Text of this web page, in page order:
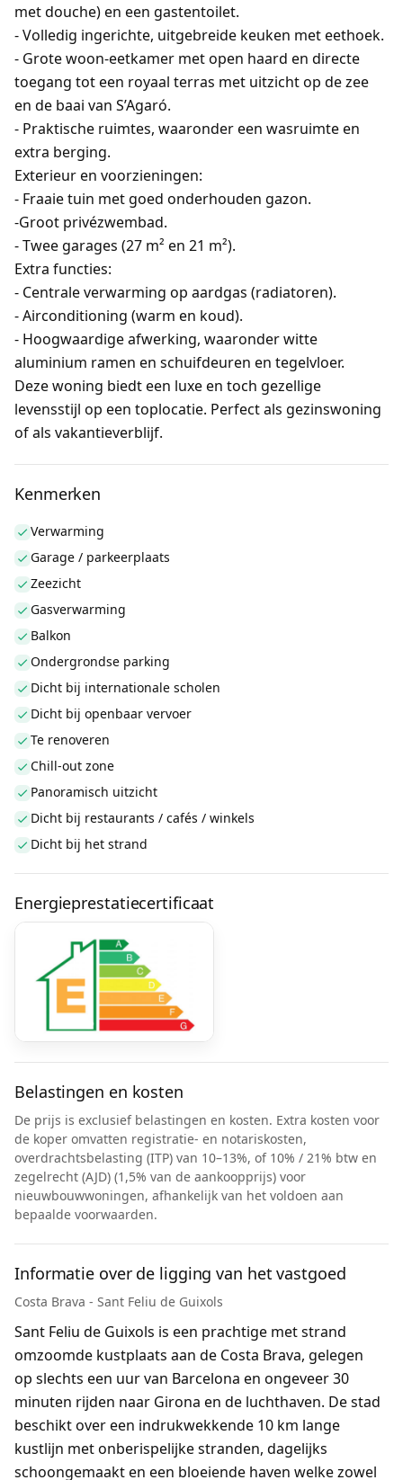
met douche) en een gastentoilet.
- Volledig ingerichte, uitgebreide keuken met eethoek.
- Grote woon-eetkamer met open haard en directe
toegang tot een royaal terras met uitzicht op de zee
en de baai van S’Agaró.
- Praktische ruimtes, waaronder een wasruimte en
extra berging.
Exterieur en voorzieningen:
- Fraaie tuin met goed onderhouden gazon.
-Groot privézwembad.
- Twee garages (27 m² en 21 m²).
Extra functies:
- Centrale verwarming op aardgas (radiatoren).
- Airconditioning (warm en koud).
- Hoogwaardige afwerking, waaronder witte
aluminium ramen en schuifdeuren en tegelvloer.
Deze woning biedt een luxe en toch gezellige
levensstijl op een toplocatie. Perfect als gezinswoning
of als vakantieverblijf.
Kenmerken
Verwarming
Garage / parkeerplaats
Zeezicht
Gasverwarming
Balkon
Ondergrondse parking
Dicht bij internationale scholen
Dicht bij openbaar vervoer
Te renoveren
Chill-out zone
Panoramisch uitzicht
Dicht bij restaurants / cafés / winkels
Dicht bij het strand
Energieprestatiecertificaat
Belastingen en kosten
De prijs is exclusief belastingen en kosten. Extra kosten voor
de koper omvatten registratie- en notariskosten,
overdrachtsbelasting (ITP) van 10–13%, of 10% / 21% btw en
zegelrecht (AJD) (1,5% van de aankoopprijs) voor
nieuwbouwwoningen, afhankelijk van het voldoen aan
bepaalde voorwaarden.
Informatie over de ligging van het vastgoed
Costa Brava - Sant Feliu de Guixols
Sant Feliu de Guixols is een prachtige met strand
omzoomde kustplaats aan de Costa Brava, gelegen
op slechts een uur van Barcelona en ongeveer 30
minuten rijden naar Girona en de luchthaven. De stad
beschikt over een indrukwekkende 10 km lange
kustlijn met onberispelijke stranden, dagelijks
schoongemaakt en een bloeiende haven welke zowel